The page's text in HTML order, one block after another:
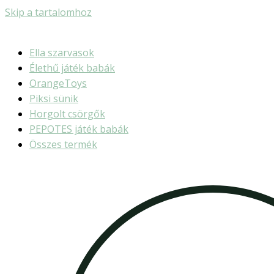
Skip a tartalomhoz
Ella szarvasok
Élethű játék babák
OrangeToys
Piksi sünik
Horgolt csörgők
PEPOTES játék babák
Összes termék